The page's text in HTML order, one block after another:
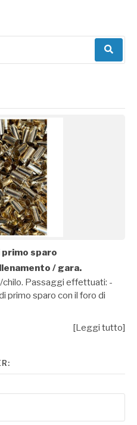
sparo
/ gara.
Passaggi effettuati: -
primo sparo con il foro di
[Leggi tutto]